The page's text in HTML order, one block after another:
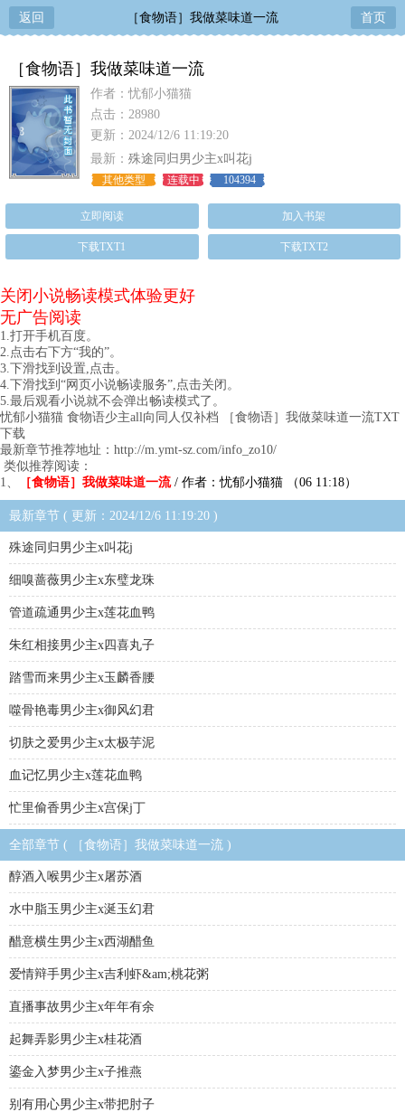
返回 ［食物语］我做菜味道一流 首页
［食物语］我做菜味道一流
作者：忧郁小猫猫
点击：28980
更新：2024/12/6 11:19:20
最新： 殊途同归男少主x叫花j
其他类型 连载中 104394
立即阅读 加入书架
下载TXT1 下载TXT2
关闭小说畅读模式体验更好
无广告阅读
1.打开手机百度。
2.点击右下方“我的”。
3.下滑找到设置,点击。
4.下滑找到“网页小说畅读服务”,点击关闭。
5.最后观看小说就不会弹出畅读模式了。
忧郁小猫猫 食物语少主all向同人仅补档 ［食物语］我做菜味道一流TXT
下载
最新章节推荐地址：http://m.ymt-sz.com/info_zo10/
类似推荐阅读：
1、
［食物语］我做菜味道一流/ 作者：忧郁小猫猫 （06 11:18）
最新章节 ( 更新：2024/12/6 11:19:20 )
殊途同归男少主x叫花j
细嗅蔷薇男少主x东璧龙珠
管道疏通男少主x莲花血鸭
朱红相接男少主x四喜丸子
踏雪而来男少主x玉麟香腰
噬骨艳毒男少主x御风幻君
切肤之爱男少主x太极芋泥
血记忆男少主x莲花血鸭
忙里偷香男少主x宫保j丁
全部章节 ( ［食物语］我做菜味道一流 )
醇酒入喉男少主x屠苏酒
水中脂玉男少主x涎玉幻君
醋意横生男少主x西湖醋鱼
爱情辩手男少主x吉利虾&am;桃花粥
直播事故男少主x年年有余
起舞弄影男少主x桂花酒
鎏金入梦男少主x子推燕
别有用心男少主x带把肘子